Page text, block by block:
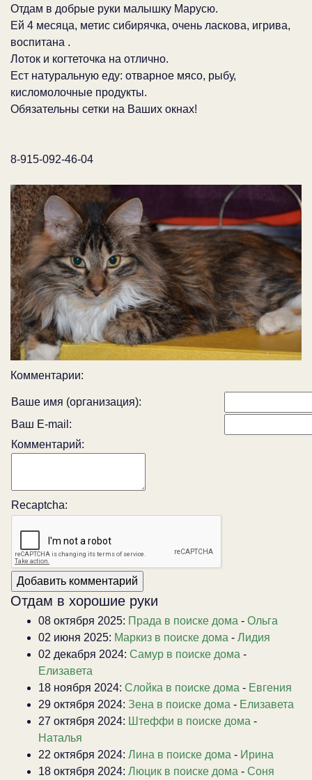
Отдам в добрые руки малышку Марусю.
Ей 4 месяца, метис сибирячка, очень ласкова, игрива,
воспитана .
Лоток и когтеточка на отлично.
Ест натуральную еду: отварное мясо, рыбу,
кисломолочные продукты.
Обязательны сетки на Ваших окнах!
8-915-092-46-04
Комментарии:
Ваше имя (организация):
Ваш E-mail:
Комментарий:
Recaptcha:
Отдам в хорошие руки
08 октября 2025: Прада в поиске дома - Ольга
02 июня 2025: Маркиз в поиске дома - Лидия
02 декабря 2024: Самур в поиске дома -
Елизавета
18 ноября 2024: Слойка в поиске дома - Евгения
29 октября 2024: Зена в поиске дома - Елизавета
27 октября 2024: Штеффи в поиске дома -
Наталья
22 октября 2024: Лина в поиске дома - Ирина
18 октября 2024: Люцик в поиске дома - Соня